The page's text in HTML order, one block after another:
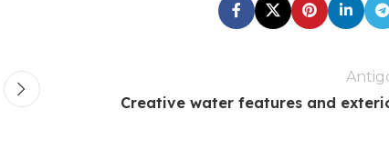
Creative water features and